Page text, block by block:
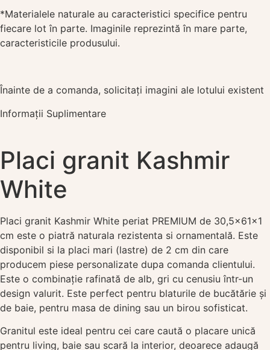
*Materialele naturale au caracteristici specifice pentru
fiecare lot în parte. Imaginile reprezintă în mare parte,
caracteristicile produsului.
Înainte de a comanda, solicitați imagini ale lotului existent
Informații Suplimentare
Placi granit Kashmir
White
Placi granit Kashmir White periat PREMIUM de 30,5x61x1
cm este o piatră naturala rezistenta si ornamentală. Este
disponibil si la placi mari (lastre) de 2 cm din care
producem piese personalizate dupa comanda clientului.
Este o combinație rafinată de alb, gri cu cenusiu într-un
design valurit. Este perfect pentru blaturile de bucătărie și
de baie, pentru masa de dining sau un birou sofisticat.
Granitul este ideal pentru cei care caută o placare unică
pentru living, baie sau scară la interior, deoarece adaugă